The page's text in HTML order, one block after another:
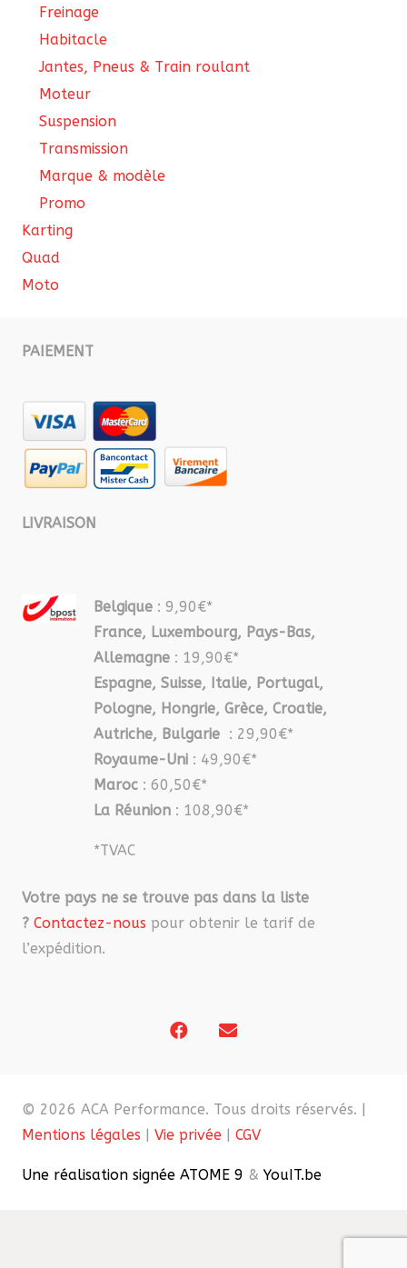
Freinage
Habitacle
Jantes, Pneus & Train roulant
Moteur
Suspension
Transmission
Marque & modèle
Promo
Karting
Quad
Moto
PAIEMENT
LIVRAISON
Belgique : 9,90€*
France, Luxembourg, Pays-Bas,
Allemagne : 19,90€*
Espagne, Suisse, Italie, Portugal,
Pologne, Hongrie, Grèce, Croatie,
Autriche, Bulgarie : 29,90€*
Royaume-Uni : 49,90€*
Maroc : 60,50€*
La Réunion : 108,90€*
*TVAC
Votre pays ne se trouve pas dans la liste
? Contactez-nous pour obtenir le tarif de
l’expédition.
© 2026 ACA Performance. Tous droits réservés. |
Mentions légales
Vie privée CGV
Une réalisation signée ATOME 9 & YouIT.be